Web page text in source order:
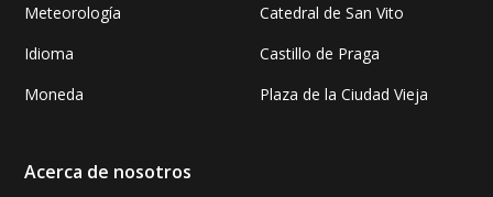
Meteorología
Idioma
Moneda
Catedral de San Vito
Castillo de Praga
Plaza de la Ciudad Vieja
Acerca de nosotros